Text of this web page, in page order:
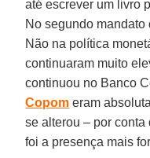
até escrever um livro
No segundo
Não na po­lítica
continuaram muito
continuou no Banco
Copom eram
se alterou – por
foi a presença mais